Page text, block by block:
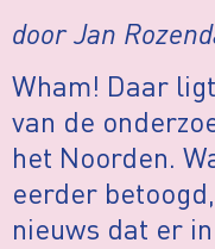
door Jan
Wham! Daar
van de
het Noorden.
eerder
nieuws dat er